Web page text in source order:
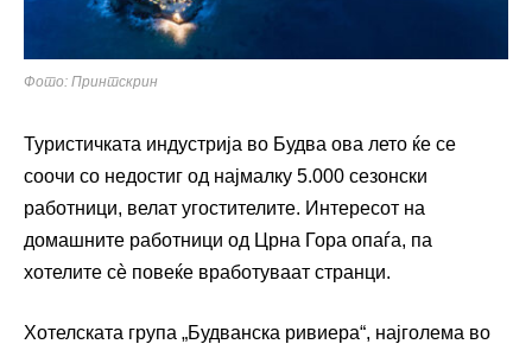
Фото: Принтскрин
Туристичката индустрија во Будва ова лето ќе се
соочи со недостиг од најмалку 5.000 сезонски
работници, велат угостителите. Интересот на
домашните работници од Црна Гора опаѓа, па
хотелите сè повеќе вработуваат странци.
Хотелската група „Будванска ривиера“, најголема во